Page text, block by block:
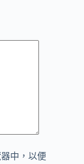
中，以便